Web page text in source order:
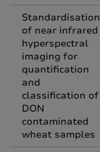
Standardisation
of near infrared
hyperspectral
imaging for
quantification
and
classification of
DON
contaminated
wheat samples